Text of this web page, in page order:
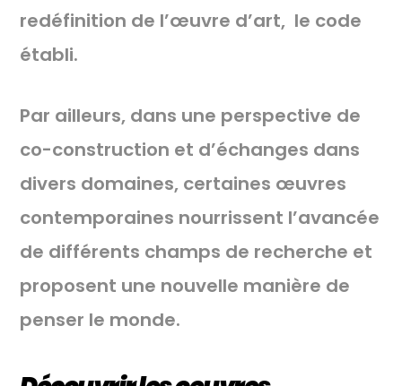
redéfinition de l’œuvre d’art, le code
établi.
Par ailleurs, dans une perspective de
co-construction et d’échanges dans
divers domaines, certaines œuvres
contemporaines nourrissent l’avancée
de différents champs de recherche et
proposent une nouvelle manière de
penser le monde.